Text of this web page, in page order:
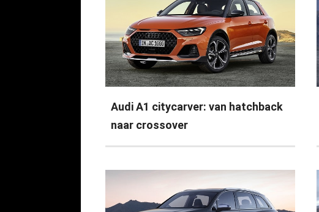
Audi A1 citycarver: van hatchback
naar crossover